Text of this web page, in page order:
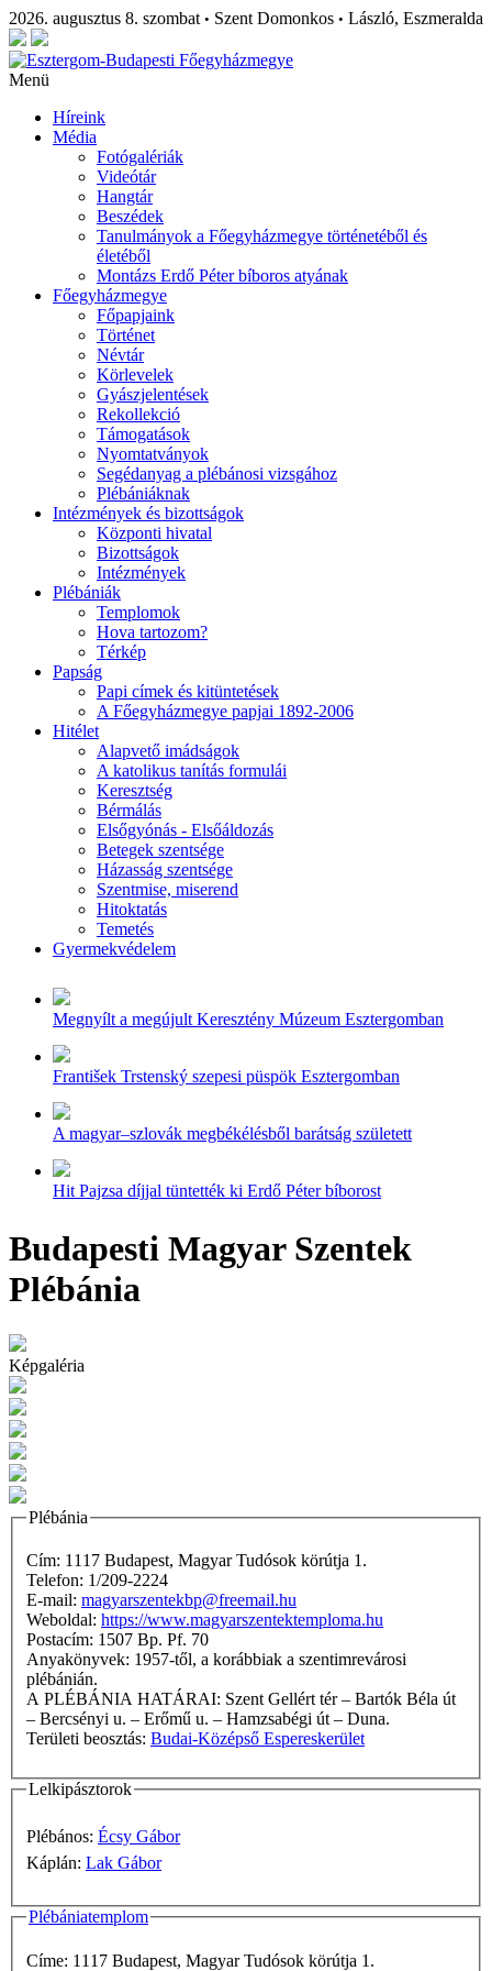
2026. augusztus 8. szombat • Szent Domonkos • László, Eszmeralda
Menü
Híreink
Média
Fotógalériák
Videótár
Hangtár
Beszédek
Tanulmányok a Főegyházmegye történetéből és
életéből
Montázs Erdő Péter bíboros atyának
Főegyházmegye
Főpapjaink
Történet
Névtár
Körlevelek
Gyászjelentések
Rekollekció
Támogatások
Nyomtatványok
Segédanyag a plébánosi vizsgához
Plébániáknak
Intézmények és bizottságok
Központi hivatal
Bizottságok
Intézmények
Plébániák
Templomok
Hova tartozom?
Térkép
Papság
Papi címek és kitüntetések
A Főegyházmegye papjai 1892-2006
Hitélet
Alapvető imádságok
A katolikus tanítás formulái
Keresztség
Bérmálás
Elsőgyónás - Elsőáldozás
Betegek szentsége
Házasság szentsége
Szentmise, miserend
Hitoktatás
Temetés
Gyermekvédelem
Megnyílt a megújult Keresztény Múzeum Esztergomban
František Trstenský szepesi püspök Esztergomban
A magyar–szlovák megbékélésből barátság született
Hit Pajzsa díjjal tüntették ki Erdő Péter bíborost
Budapesti Magyar Szentek
Plébánia
Képgaléria
Plébánia
Cím: 1117 Budapest, Magyar Tudósok körútja 1.
Telefon: 1/209-2224
E-mail: magyarszentekbp@freemail.hu
Weboldal: https://www.magyarszentektemploma.hu
Postacím: 1507 Bp. Pf. 70
Anyakönyvek: 1957-től, a korábbiak a szentimrevárosi
plébánián.
A PLÉBÁNIA HATÁRAI: Szent Gellért tér – Bartók Béla út
– Bercsényi u. – Erőmű u. – Hamzsabégi út – Duna.
Területi beosztás: Budai-Középső Espereskerület
Lelkipásztorok
Plébános: Écsy Gábor
Káplán: Lak Gábor
Plébániatemplom
Címe: 1117 Budapest, Magyar Tudósok körútja 1.